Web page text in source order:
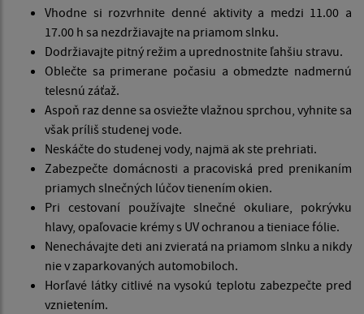
Vhodne si rozvrhnite denné aktivity a medzi 11.00 a
17.00 h sa nezdržiavajte na priamom slnku.
Dodržiavajte pitný režim a uprednostnite ľahšiu stravu.
Oblečte sa primerane počasiu a obmedzte nadmernú
telesnú záťaž.
Aspoň raz denne sa osviežte vlažnou sprchou, vyhnite sa
však príliš studenej vode.
Neskáčte do studenej vody, najmä ak ste prehriati.
Zabezpečte domácnosti a pracoviská pred prenikaním
priamych slnečných lúčov tienením okien.
Pri cestovaní používajte slnečné okuliare, pokrývku
hlavy, opaľovacie krémy s UV ochranou a tieniace fólie.
Nenechávajte deti ani zvieratá na priamom slnku a nikdy
nie v zaparkovaných automobiloch.
Horľavé látky citlivé na vysokú teplotu zabezpečte pred
vznietením.